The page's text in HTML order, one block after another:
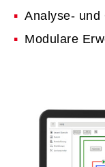
Analyse- und
Modulare